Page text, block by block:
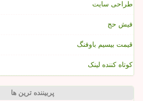
طراحی سایت
فیش حج
قیمت بیسیم باوفنگ
کوتاه کننده لینک
پربیننده ترین ها